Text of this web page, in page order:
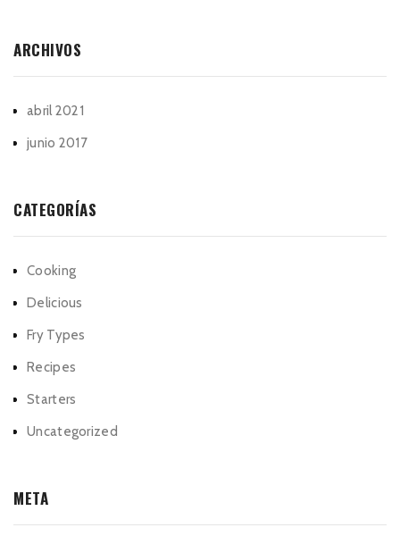
ARCHIVOS
abril 2021
junio 2017
CATEGORÍAS
Cooking
Delicious
Fry Types
Recipes
Starters
Uncategorized
META